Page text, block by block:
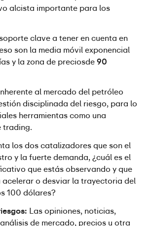
alcista importante para los
soporte clave a tener en cuenta en
son la media móvil exponencial
y la zona de preciosde 90
al mercado del petróleo
disciplinada del riesgo, para lo
herramientas como una
trading.
los dos catalizadores que son el
y la fuerte demanda, ¿cuál es el
que estás observando y que
acelerar o desviar la trayectoria del
100 dólares?
Las opiniones, noticias,
de mercado, precios u otra